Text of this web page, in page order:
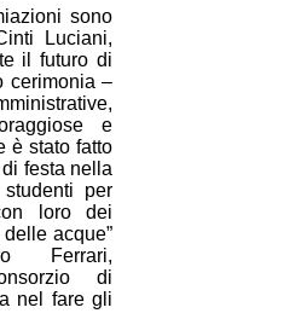
sono
Luciani,
il futuro di
cerimonia –
e
è stato fatto
di festa nella
per
loro dei
acque”
Ferrari,
di
nel fare gli